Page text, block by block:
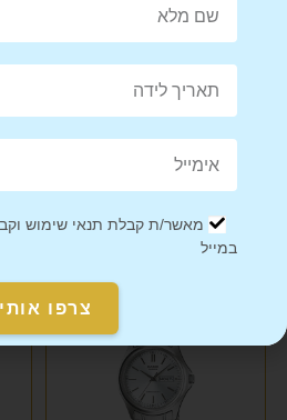
Pin This Product
מוצרים קשורים
מאשר/ת קבלת תנאי שימוש
במייל
צרפו